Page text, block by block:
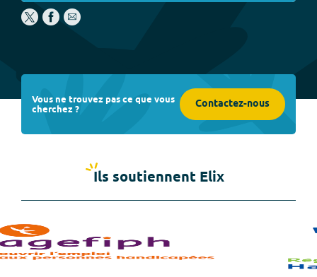
Vous ne trouvez pas ce que vous
cherchez ? Contactez-nous
Ils soutiennent Elix